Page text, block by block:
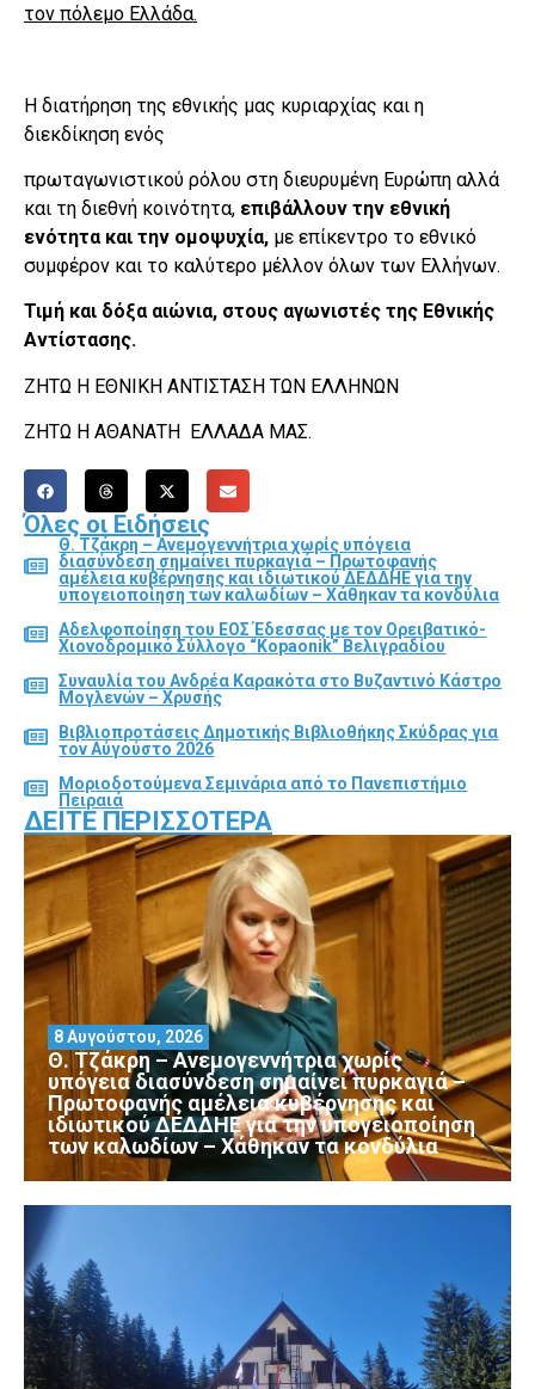
τον πόλεμο Ελλάδα.
Η διατήρηση της εθνικής μας κυριαρχίας και η
διεκδίκηση ενός
πρωταγωνιστικού ρόλου στη διευρυμένη Ευρώπη αλλά
και τη διεθνή κοινότητα, επιβάλλουν την εθνική
ενότητα και την ομοψυχία, με επίκεντρο το εθνικό
συμφέρον και το καλύτερο μέλλον όλων των Ελλήνων.
Τιμή και δόξα αιώνια, στους αγωνιστές της Εθνικής
Αντίστασης.
ΖΗΤΩ Η ΕΘΝΙΚΗ ΑΝΤΙΣΤΑΣΗ ΤΩΝ ΕΛΛΗΝΩΝ
ΖΗΤΩ Η ΑΘΑΝΑΤΗ ΕΛΛΑΔΑ ΜΑΣ.
Όλες οι Ειδήσεις
Θ. Τζάκρη – Ανεμογεννήτρια χωρίς υπόγεια
διασύνδεση σημαίνει πυρκαγιά – Πρωτοφανής
αμέλεια κυβέρνησης και ιδιωτικού ΔΕΔΔΗΕ για την
υπογειοποίηση των καλωδίων – Χάθηκαν τα κονδύλια
Αδελφοποίηση του ΕΟΣ Έδεσσας με τον Ορειβατικό-
Χιονοδρομικό Σύλλογο “Kopaonik” Βελιγραδίου
Συναυλία του Ανδρέα Καρακότα στο Βυζαντινό Κάστρο
Μογλενών – Χρυσής
Βιβλιοπροτάσεις Δημοτικής Βιβλιοθήκης Σκύδρας για
τον Αύγούστο 2026
Μοριοδοτούμενα Σεμινάρια από το Πανεπιστήμιο
Πειραιά
ΔΕΊΤΕ ΠΕΡΙΣΣΌΤΕΡΑ
Θ. Τζάκρη – Ανεμογεννήτρια χωρίς
υπόγεια διασύνδεση σημαίνει πυρκαγιά –
Πρωτοφανής αμέλεια κυβέρνησης και
ιδιωτικού ΔΕΔΔΗΕ για την υπογειοποίηση
των καλωδίων – Χάθηκαν τα κονδύλια
8 Αυγούστου, 2026